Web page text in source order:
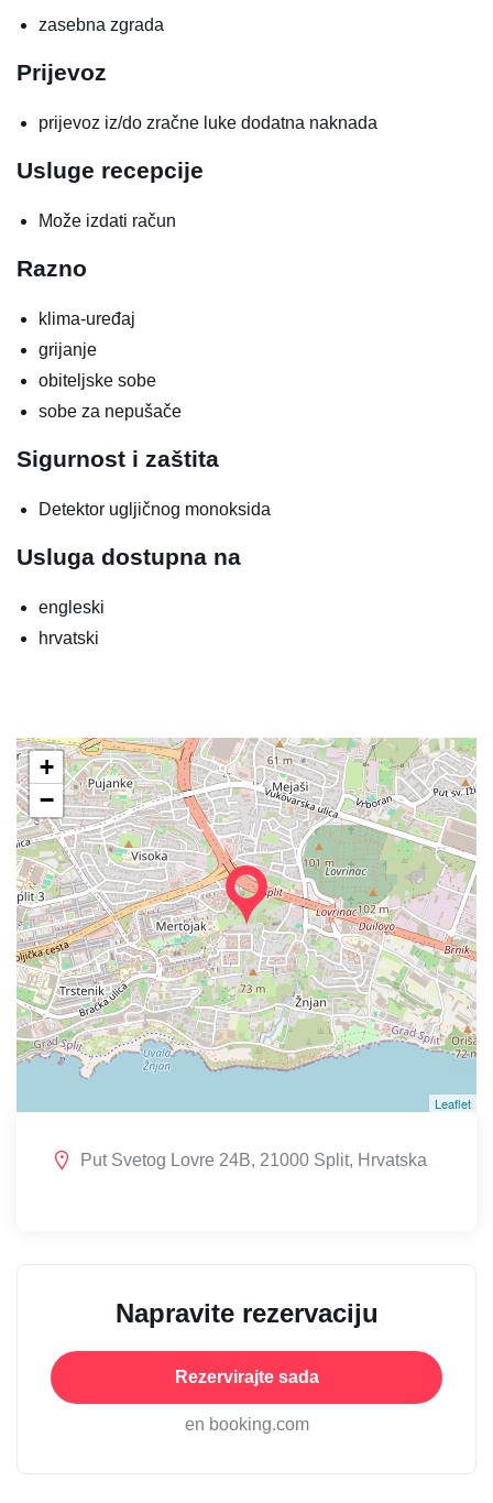
zasebna zgrada
Prijevoz
prijevoz iz/do zračne luke dodatna naknada
Usluge recepcije
Može izdati račun
Razno
klima-uređaj
grijanje
obiteljske sobe
sobe za nepušače
Sigurnost i zaštita
Detektor ugljičnog monoksida
Usluga dostupna na
engleski
hrvatski
+
−
Leaflet
Put Svetog Lovre 24B, 21000 Split, Hrvatska
Napravite rezervaciju
Rezervirajte sada
en booking.com